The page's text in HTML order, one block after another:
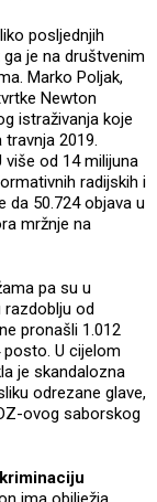
posljednjih
je na društvenim
Marko Poljak,
Newton
istraživanja koje
2019.
više od 14 milijuna
radijskih i
da 50.724 objava u
mržnje na
pa su u
razdoblju od
pronašli 1.012
U cijelom
je skandalozna
odrezane glave,
ovog saborskog